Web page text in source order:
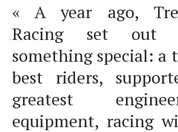
« A year ago,
Racing set out
something special: a
best riders,
greatest
equipment, racing